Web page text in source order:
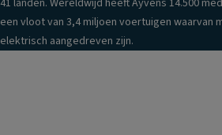
41 landen. Wereldwijd heeft Ayvens 14.500
een vloot van 3,4 miljoen voertuigen waarvan
elektrisch aangedreven zijn.